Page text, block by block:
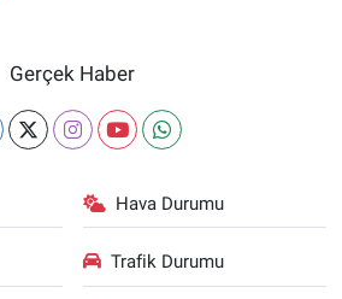
Gerçek Haber
Hava Durumu
Trafik Durumu